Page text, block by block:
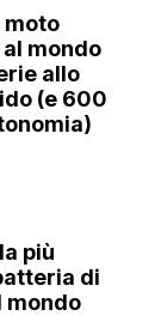
moto
mondo
allo
(e 600
più
di
mondo